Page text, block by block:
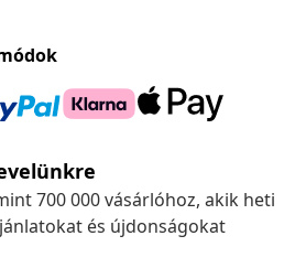
700 000 vásárlóhoz, akik heti
és újdonságokat